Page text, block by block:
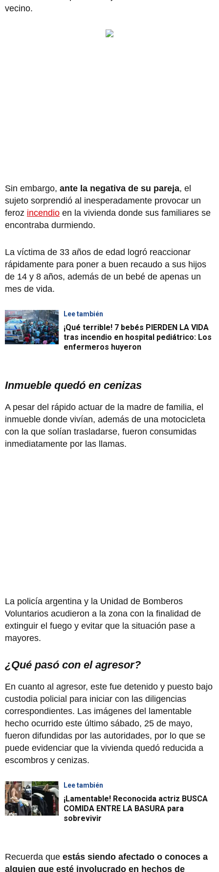
vecino.
Sin embargo, ante la negativa de su pareja, el
sujeto sorprendió al inesperadamente provocar un
feroz incendio en la vivienda donde sus familiares se
encontraba durmiendo.
La víctima de 33 años de edad logró reaccionar
rápidamente para poner a buen recaudo a sus hijos
de 14 y 8 años, además de un bebé de apenas un
mes de vida.
Lee también
¡Qué terrible! 7 bebés PIERDEN LA VIDA
tras incendio en hospital pediátrico: Los
enfermeros huyeron
Inmueble quedó en cenizas
A pesar del rápido actuar de la madre de familia, el
inmueble donde vivían, además de una motocicleta
con la que solían trasladarse, fueron consumidas
inmediatamente por las llamas.
La policía argentina y la Unidad de Bomberos
Voluntarios acudieron a la zona con la finalidad de
extinguir el fuego y evitar que la situación pase a
mayores.
¿Qué pasó con el agresor?
En cuanto al agresor, este fue detenido y puesto bajo
custodia policial para iniciar con las diligencias
correspondientes. Las imágenes del lamentable
hecho ocurrido este último sábado, 25 de mayo,
fueron difundidas por las autoridades, por lo que se
puede evidenciar que la vivienda quedó reducida a
escombros y cenizas.
Lee también
¡Lamentable! Reconocida actriz BUSCA
COMIDA ENTRE LA BASURA para
sobrevivir
Recuerda que estás siendo afectado o conoces a
alguien que esté involucrado en hechos de